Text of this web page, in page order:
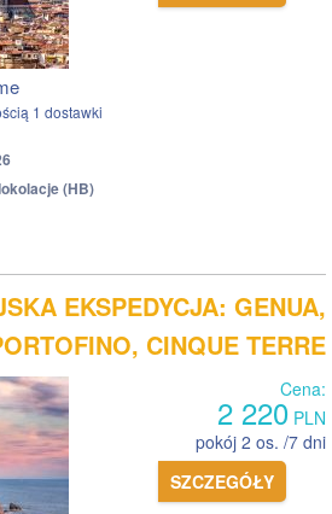
1 dostawki
(HB)
EKSPEDYCJA: GENUA,
CINQUE TERRE
Cena:
2 220 PLN
pokój 2 os. /7 dni
SZCZEGÓŁY